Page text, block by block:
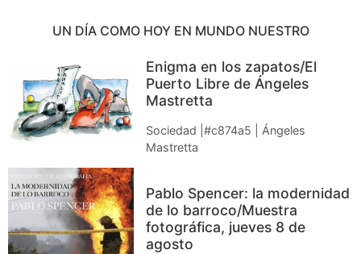
UN DÍA COMO HOY EN MUNDO NUESTRO
Enigma en los zapatos/El
Puerto Libre de Ángeles
Mastretta
Sociedad |#c874a5 | Ángeles
Mastretta
Pablo Spencer: la modernidad
de lo barroco/Muestra
fotográfica, jueves 8 de
agosto